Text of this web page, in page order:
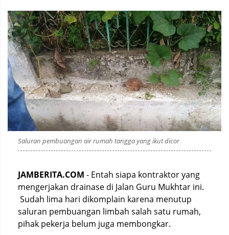
Saluran pembuangan air rumah tangga yang ikut dicor
JAMBERITA.COM - Entah siapa kontraktor yang
mengerjakan drainase di Jalan Guru Mukhtar ini.
Sudah lima hari dikomplain karena menutup
saluran pembuangan limbah salah satu rumah,
pihak pekerja belum juga membongkar.